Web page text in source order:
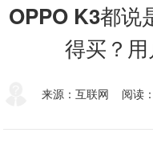
OPPO K3都说
得买？用
来源：互联网 阅读